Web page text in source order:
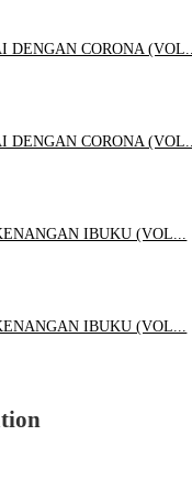
DENGAN CORONA (VOL...
DENGAN CORONA (VOL...
IBUKU (VOL...
IBUKU (VOL...